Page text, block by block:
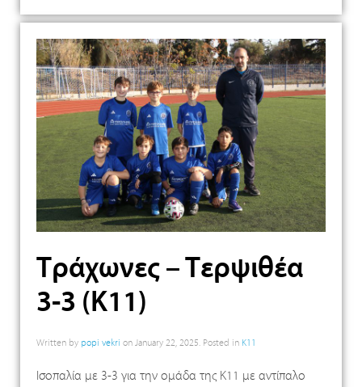
Τράχωνες – Τερψιθέα
3-3 (Κ11)
Written by popi vekri on January 22, 2025. Posted in K11
Ισοπαλία με 3-3 για την ομάδα της Κ11 με αντίπαλο